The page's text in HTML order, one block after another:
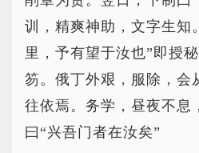
训，精爽神助，文字生知
里，予有望于汝也”即授
笏。俄丁外艰，服除，会
往依焉。务学，昼夜不息
曰“兴吾门者在汝矣”